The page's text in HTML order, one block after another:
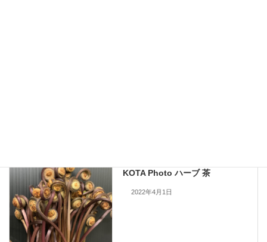
KOTA Photo ハーブ 茶
2022年4月1日